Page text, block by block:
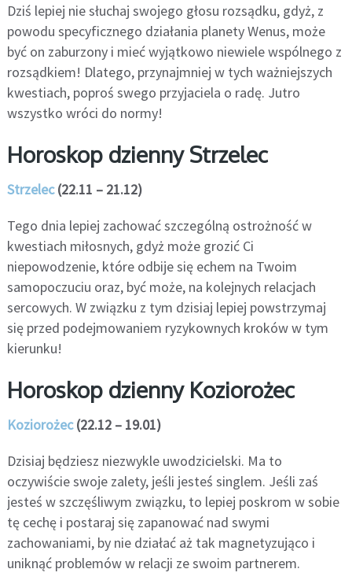
Dziś lepiej nie słuchaj swojego głosu rozsądku, gdyż, z
powodu specyficznego działania planety Wenus, może
być on zaburzony i mieć wyjątkowo niewiele wspólnego z
rozsądkiem! Dlatego, przynajmniej w tych ważniejszych
kwestiach, poproś swego przyjaciela o radę. Jutro
wszystko wróci do normy!
Horoskop dzienny Strzelec
Strzelec(22.11 – 21.12)
Tego dnia lepiej zachować szczególną ostrożność w
kwestiach miłosnych, gdyż może grozić Ci
niepowodzenie, które odbije się echem na Twoim
samopoczuciu oraz, być może, na kolejnych relacjach
sercowych. W związku z tym dzisiaj lepiej powstrzymaj
się przed podejmowaniem ryzykownych kroków w tym
kierunku!
Horoskop dzienny Koziorożec
Koziorożec(22.12 – 19.01)
Dzisiaj będziesz niezwykle uwodzicielski. Ma to
oczywiście swoje zalety, jeśli jesteś singlem. Jeśli zaś
jesteś w szczęśliwym związku, to lepiej poskrom w sobie
tę cechę i postaraj się zapanować nad swymi
zachowaniami, by nie działać aż tak magnetyzująco i
uniknąć problemów w relacji ze swoim partnerem.